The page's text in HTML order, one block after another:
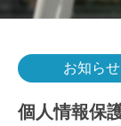
お知らせ
個人情報保